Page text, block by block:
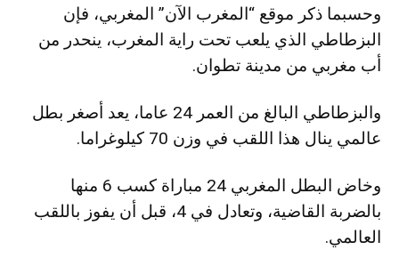
وحسبما ذكر موقع “المغرب الآن” المغربي، فإن
البزطاطي الذي يلعب تحت راية المغرب، ينحدر من
أب مغربي من مدينة تطوان.
والبزطاطي البالغ من العمر 24 عاما، يعد أصغر بطل
عالمي ينال هذا اللقب في وزن 70 كيلوغراما.
وخاض البطل المغربي 24 مباراة كسب 6 منها
بالضربة القاضية، وتعادل في 4، قبل أن يفوز باللقب
العالمي.